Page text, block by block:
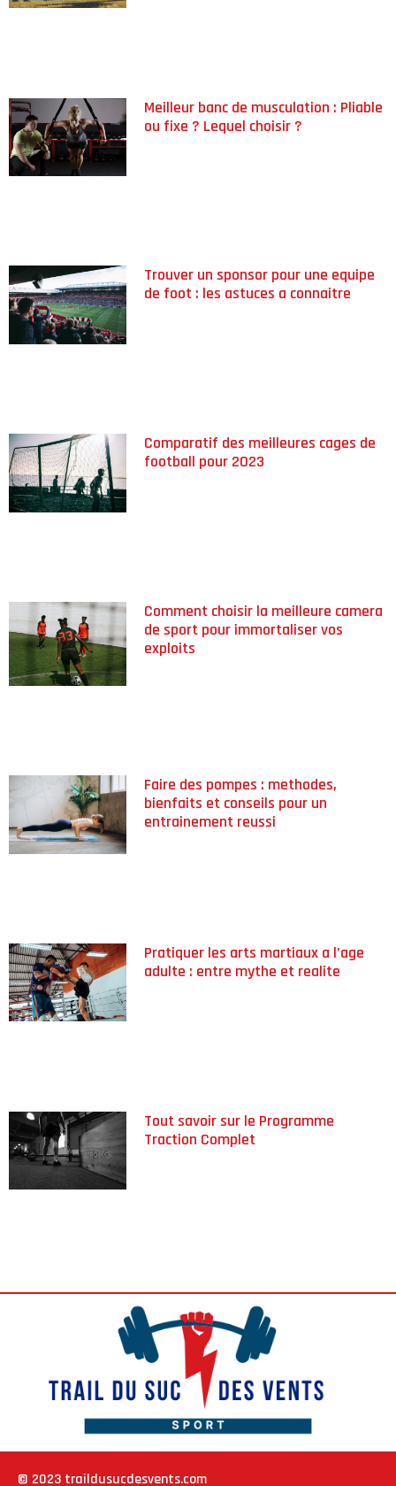
Meilleur banc de musculation : Pliable
ou fixe ? Lequel choisir ?
Trouver un sponsor pour une equipe
de foot : les astuces a connaitre
Comparatif des meilleures cages de
football pour 2023
Comment choisir la meilleure camera
de sport pour immortaliser vos
exploits
Faire des pompes : methodes,
bienfaits et conseils pour un
entrainement reussi
Pratiquer les arts martiaux a l’age
adulte : entre mythe et realite
Tout savoir sur le Programme
Traction Complet
© 2023 traildusucdesvents.com